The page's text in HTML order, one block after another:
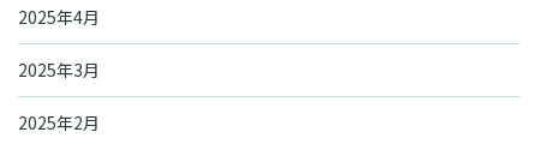
2025年4月
2025年3月
2025年2月